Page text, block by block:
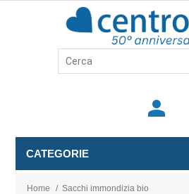
person
CATEGORIE
Home / Sacchi immondizia bio